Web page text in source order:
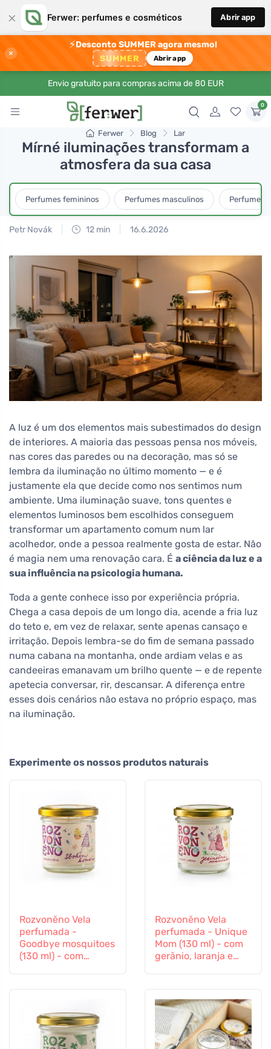
× Ferwer: perfumes e cosméticos Abrir app
×
⚡Desconto SUMMER agora mesmo!
SUMMER Abrir app
Envio gratuito para compras acima de 80 EUR
0
Ferwer Blog Lar
Mírné iluminações transformam a
atmosfera da sua casa
Perfumes femininos Perfumes masculinos Perfumes
Petr Novák 12 min 16.6.2026
A luz é um dos elementos mais subestimados do design
de interiores. A maioria das pessoas pensa nos móveis,
nas cores das paredes ou na decoração, mas só se
lembra da iluminação no último momento — e é
justamente ela que decide como nos sentimos num
ambiente. Uma iluminação suave, tons quentes e
elementos luminosos bem escolhidos conseguem
transformar um apartamento comum num lar
acolhedor, onde a pessoa realmente gosta de estar. Não
é magia nem uma renovação cara. É a ciência da luz e a
sua influência na psicologia humana.
Toda a gente conhece isso por experiência própria.
Chega a casa depois de um longo dia, acende a fria luz
do teto e, em vez de relaxar, sente apenas cansaço e
irritação. Depois lembra-se do fim de semana passado
numa cabana na montanha, onde ardiam velas e as
candeeiras emanavam um brilho quente — e de repente
apetecia conversar, rir, descansar. A diferença entre
esses dois cenários não estava no próprio espaço, mas
na iluminação.
Experimente os nossos produtos naturais
Rozvoněno Vela
perfumada -
Goodbye mosquitoes
(130 ml) - com
Rozvoněno Vela
perfumada - Unique
Mom (130 ml) - com
gerânio, laranja e